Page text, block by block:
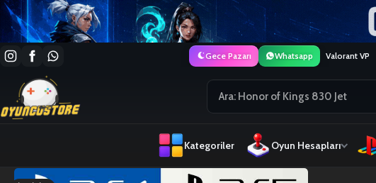
Gece Pazarı Whatsapp Valorant VP
Kategoriler Oyun Hesapları